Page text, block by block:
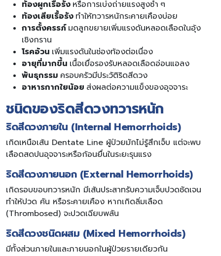
ท้องผูกเรื้อรัง หรือการเบ่งถ่ายแรงสูงซ้ำ ๆ
ท้องเสียเรื้อรัง ทำให้ทวารหนักระคายเคืองบ่อย
การตั้งครรภ์มดลูกขยายเพิ่มแรงดันหลอดเลือดในอุ้ง
เชิงกราน
โรคอ้วน เพิ่มแรงดันในช่องท้องต่อเนื่อง
อายุที่มากขึ้น เนื้อเยื่อรองรับหลอดเลือดอ่อนแอลง
พันธุกรรม ครอบครัวมีประวัติริดสีดวง
อาหารกากใยน้อย ส่งผลต่อความแข็งของอุจจาระ
ชนิดของริดสีดวงทวารหนัก
ริดสีดวงภายใน (Internal Hemorrhoids)
เกิดเหนือเส้น Dentate Line ผู้ป่วยมักไม่รู้สึกเจ็บ แต่จะพบ
เลือดสดปนอุจจาระหรือก้อนยื่นในระยะรุนแรง
ริดสีดวงภายนอก (External Hemorrhoids)
เกิดรอบขอบทวารหนัก มีเส้นประสาทรับความเจ็บปวดชัดเจน
ทำให้ปวด คัน หรือระคายเคือง หากเกิดลิ่มเลือด
(Thrombosed) จะปวดเฉียบพลัน
ริดสีดวงชนิดผสม (Mixed Hemorrhoids)
มีทั้งส่วนภายในและภายนอกในผู้ป่วยรายเดียวกัน